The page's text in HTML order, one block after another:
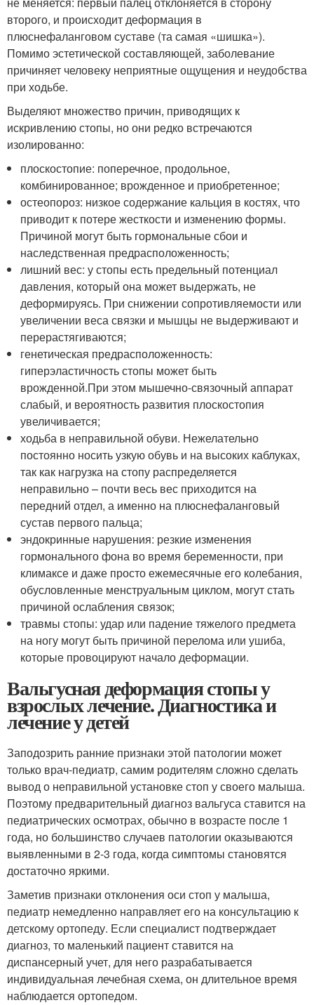
второго, и происходит деформация в
плюснефаланговом суставе (та самая «шишка»).
Помимо эстетической составляющей, заболевание
причиняет человеку неприятные ощущения и неудобства
при ходьбе.
Выделяют множество причин, приводящих к
искривлению стопы, но они редко встречаются
изолированно:
плоскостопие: поперечное, продольное,
комбинированное; врожденное и приобретенное;
остеопороз: низкое содержание кальция в костях, что
приводит к потере жесткости и изменению формы.
Причиной могут быть гормональные сбои и
наследственная предрасположенность;
лишний вес: у стопы есть предельный потенциал
давления, который она может выдержать, не
деформируясь. При снижении сопротивляемости или
увеличении веса связки и мышцы не выдерживают и
перерастягиваются;
генетическая предрасположенность:
гиперэластичность стопы может быть
врожденной.При этом мышечно-связочный аппарат
слабый, и вероятность развития плоскостопия
увеличивается;
ходьба в неправильной обуви. Нежелательно
постоянно носить узкую обувь и на высоких каблуках,
так как нагрузка на стопу распределяется
неправильно – почти весь вес приходится на
передний отдел, а именно на плюснефаланговый
сустав первого пальца;
эндокринные нарушения: резкие изменения
гормонального фона во время беременности, при
климаксе и даже просто ежемесячные его колебания,
обусловленные менструальным циклом, могут стать
причиной ослабления связок;
травмы стопы: удар или падение тяжелого предмета
на ногу могут быть причиной перелома или ушиба,
которые провоцируют начало деформации.
Вальгусная деформация стопы у
взрослых лечение. Диагностика и
лечение у детей
Заподозрить ранние признаки этой патологии может
только врач-педиатр, самим родителям сложно сделать
вывод о неправильной установке стоп у своего малыша.
Поэтому предварительный диагноз вальгуса ставится на
педиатрических осмотрах, обычно в возрасте после 1
года, но большинство случаев патологии оказываются
выявленными в 2-3 года, когда симптомы становятся
достаточно яркими.
Заметив признаки отклонения оси стоп у малыша,
педиатр немедленно направляет его на консультацию к
детскому ортопеду. Если специалист подтверждает
диагноз, то маленький пациент ставится на
диспансерный учет, для него разрабатывается
индивидуальная лечебная схема, он длительное время
наблюдается ортопедом.